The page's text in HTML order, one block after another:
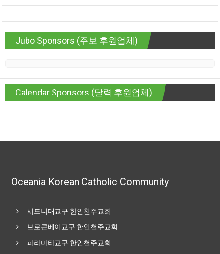
Jubo Sponsors (주보 후원업체)
Calendar Sponsors (달력 후원업체)
Oceania Korean Catholic Community
시드니대교구 한인천주교회
브로큰베이교구 한인천주교회
파라마타교구 한인천주교회